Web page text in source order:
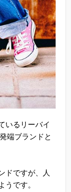
いるリーバイ
端ブランドと
ドですが、人
うです。